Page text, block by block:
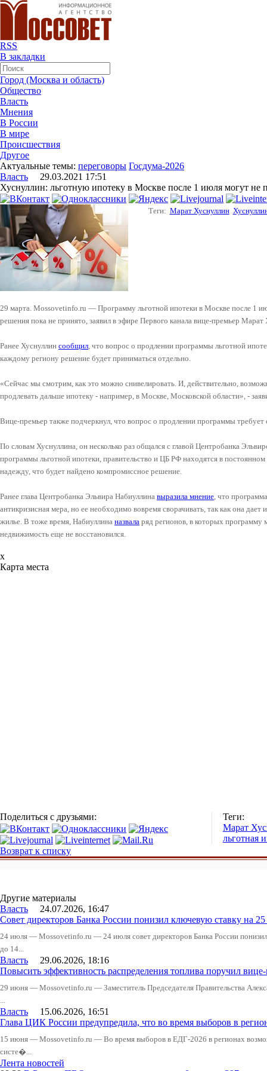
RSS
В закладки
Город (Москва и область)
Общество
Власть
Мнения
В России
В мире
Происшествия
Другое
Актуальные темы: переговоры Госдума-2026
Власть 29.03.2021 17:51
Хуснуллин: льготную ипотеку в Москве после 1 июля могут не
Теги: Марат Хуснуллин
29 марта. Mossovetinfo.ru — Программу льготной ипотеки в Москве после 1
решения пока не принято, заявил в эфире Первого канала вице-премьер Марат
Ранее Хуснуллин сообщил, что вопрос о продлении программы льготной
каждому региону решение будет приниматься отдельно.
«Сейчас мы смотрим, как это можно снивелировать. И, действительно,
продлевать дальше ипотеку - например, в Москве, Московской области», -
Вице-премьер также подчеркнул, что вопрос о продлении программы требует
По словам Хуснуллина, он несколько раз общался с главой Центробанка
программы льготной ипотеки, правительство и ЦБ РФ находятся в
надежду, что будет найдено компромиссное решение.
Ранее глава Центробанка Эльвира Набиуллина выразила мнение, что
антикризисная мера, но ее необходимо вовремя сворачивать, так как она
жилье. В тоже время, Набиуллина назвала ряд регионов, в которых программу
недвижимость еще не восстановился.
x
Карта места
Поделиться с друзьями:
Теги:
Марат
льготная
Возврат к списку
Другие материалы
Власть 24.07.2026, 16:47
Совет директоров Банка России понизил ключевую ставку на
24 июля — Mossovetinfo.ru — 24 июля совет директоров Банка России
до 14...
Власть 29.06.2026, 18:16
Повысить эффективность распределения топлива поручил
29 июня — Mossovetinfo.ru — Заместитель Председателя Правительства
...
Власть 15.06.2026, 16:51
Глава ЦИК России предупредила, что во время выборов в
15 июня — Mossovetinfo.ru — Во время выборов в ЕДГ-2026 в регионах
систе�...
Лента новостей